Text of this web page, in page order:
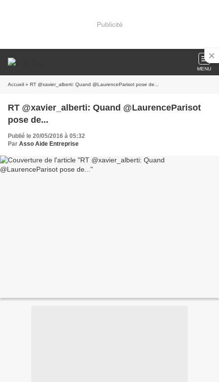
Publicité
MENU
Accueil » RT @xavier_alberti: Quand @LaurenceParisot pose de...
RT @xavier_alberti: Quand @LaurenceParisot
pose de...
Publié le 20/05/2016 à 05:32
Par Asso Aide Entreprise